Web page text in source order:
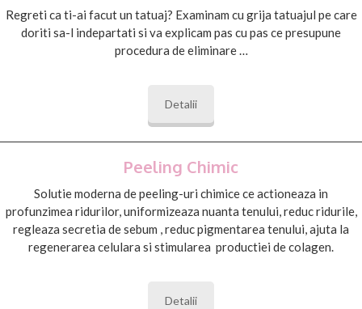
Regreti ca ti-ai facut un tatuaj? Examinam cu grija tatuajul pe care
doriti sa-l indepartati si va explicam pas cu pas ce presupune
procedura de eliminare …
Detalii
Peeling Chimic
Solutie moderna de peeling-uri chimice ce actioneaza in
profunzimea ridurilor, uniformizeaza nuanta tenului, reduc ridurile,
regleaza secretia de sebum , reduc pigmentarea tenului, ajuta la
regenerarea celulara si stimularea productiei de colagen.
Detalii